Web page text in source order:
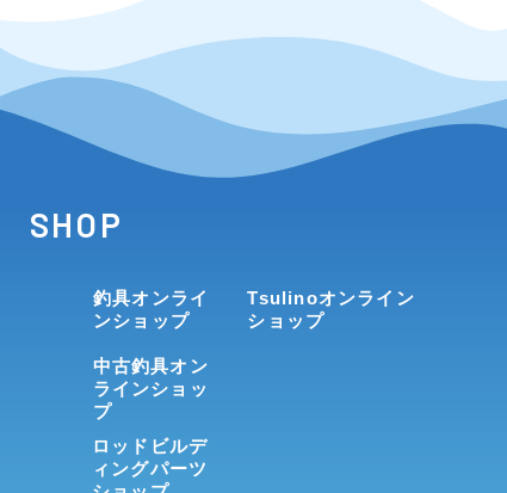
SHOP
釣具オンライ
ンショップ
中古釣具オン
ラインショッ
プ
ロッドビルデ
ィングパーツ
Tsulinoオンライン
ショップ